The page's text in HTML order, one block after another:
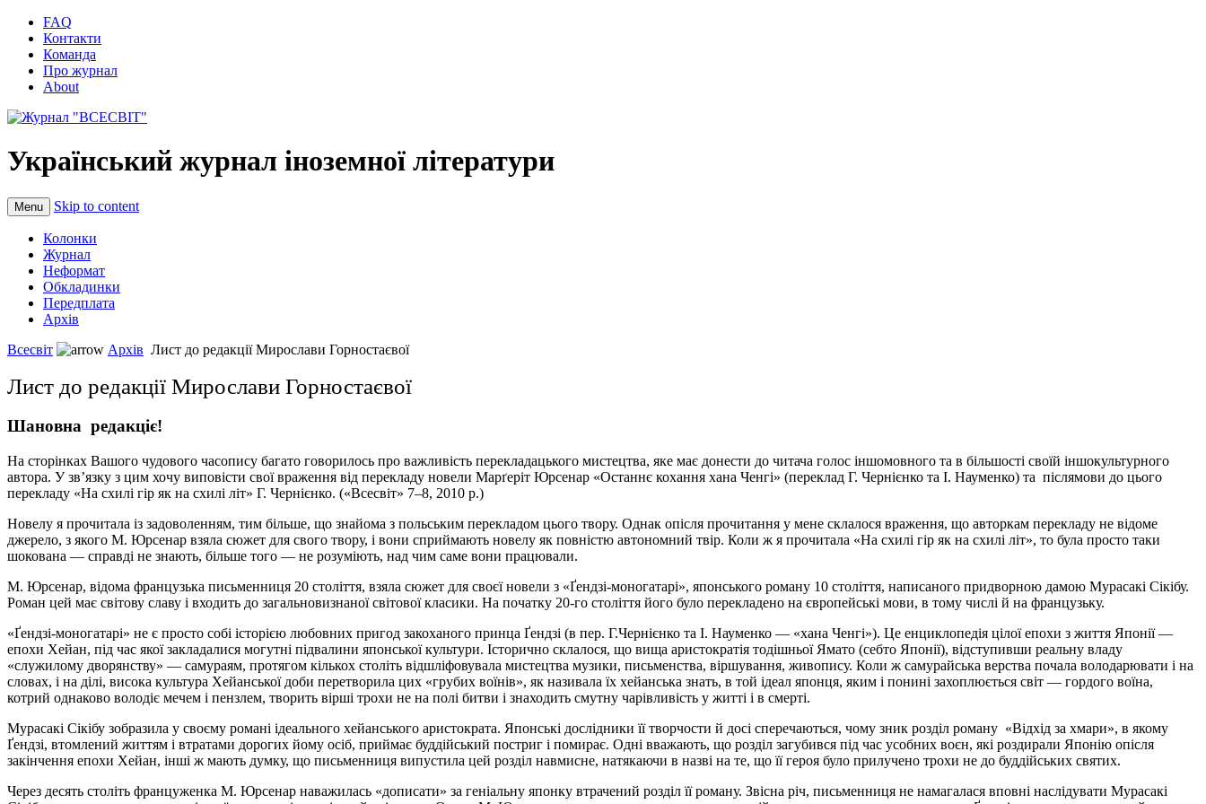
FAQ
Контакти
Команда
Про журнал
About
Український журнал іноземної літератури
Menu Skip to content
Колонки
Журнал
Неформат
Обкладинки
Передплата
Архів
Всесвіт
Архів Лист до редакції Мирослави Горностаєвої
Лист до редакції Мирослави Горностаєвої
Шановна редакціє!
На сторінках Вашого чудового часопису багато говорилось про важливість перекладацького мистецтва, яке має донести до читача голос іншомовного та в більшості своїй іншокультурного
автора. У зв’язку з цим хочу виповісти свої враження від перекладу новели Марґеріт Юрсенар «Останнє кохання хана Ченгі» (переклад Г. Чернієнко та І. Науменко) та післямови до цього
перекладу «На схилі гір як на схилі літ» Г. Чернієнко. («Всесвіт» 7–8, 2010 р.)
Новелу я прочитала із задоволенням, тим більше, що знайома з польським перекладом цього твору. Однак опісля прочитання у мене склалося враження, що авторкам перекладу не відоме
джерело, з якого М. Юрсенар взяла сюжет для свого твору, і вони сприймають новелу як повністю автономний твір. Коли ж я прочитала «На схилі гір як на схилі літ», то була просто таки
шокована — справді не знають, більше того — не розуміють, над чим саме вони працювали.
М. Юрсенар, відома французька письменниця 20 століття, взяла сюжет для своєї новели з «Ґендзі-моногатарі», японського роману 10 століття, написаного придворною дамою Мурасакі Сікібу.
Роман цей має світову славу і входить до загальновизнаної світової класики. На початку 20-го століття його було перекладено на європейські мови, в тому числі й на французьку.
«Ґендзі-моногатарі» не є просто собі історією любовних пригод закоханого принца Ґендзі (в пер. Г.Чернієнко та І. Науменко — «хана Ченгі»). Це енциклопедія цілої епохи з життя Японії —
епохи Хейан, під час якої закладалися могутні підвалини японської культури. Історично склалося, що вища аристократія тодішньої Ямато (себто Японії), відступивши реальну владу
«служилому дворянству» — самураям, протягом кількох століть відшліфовувала мистецтва музики, письменства, віршування, живопису. Коли ж самурайська верства почала володарювати і на
словах, і на ділі, висока культура Хейанської доби перетворила цих «грубих воїнів», як називала їх хейанська знать, в той ідеал японця, яким і понині захоплюється світ — гордого воїна,
котрий однаково володіє мечем і пензлем, творить вірші трохи не на полі битви і знаходить смутну чарівливість у житті і в смерті.
Мурасакі Сікібу зобразила у своєму романі ідеального хейанського аристократа. Японські дослідники її творчости й досі сперечаються, чому зник розділ роману «Відхід за хмари», в якому
Ґендзі, втомлений життям і втратами дорогих йому осіб, приймає буддійський постриг і помирає. Одні вважають, що розділ загубився під час усобних воєн, які роздирали Японію опісля
закінчення епохи Хейан, інші ж мають думку, що письменниця випустила цей розділ навмисне, натякаючи в назві на те, що її героя було прилучено трохи не до буддійських святих.
Через десять століть француженка М. Юрсенар наважилась «дописати» за геніальну японку втрачений розділ її роману. Звісна річ, письменниця не намагалася вповні наслідувати Мурасакі